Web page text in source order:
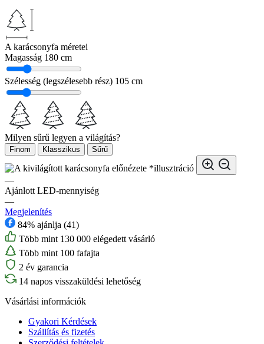
A karácsonyfa méretei
Magasság 180 cm
Szélesség (legszélesebb rész) 105 cm
Milyen sűrű legyen a világítás?
Finom Klasszikus Sűrű
*illusztráció
—
Ajánlott LED-mennyiség
—
Megjelenítés
84% ajánlja (41)
Több mint 130 000 elégedett vásárló
Több mint 100 fafajta
2 év garancia
14 napos visszaküldési lehetőség
Vásárlási információk
Gyakori Kérdések
Szállítás és fizetés